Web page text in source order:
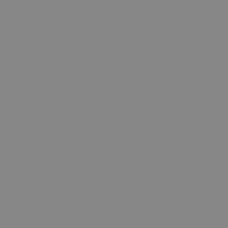
Jedná se o variantu
hodnotu pro
předvoleb pro
vlastní společnost
soubory cookie.